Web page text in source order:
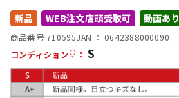
配信/ライブ機器
中古
新品 WEB注文店頭受取可 動画あり
商品番号 710595JAN ： 0642388000090
コンディション
： S